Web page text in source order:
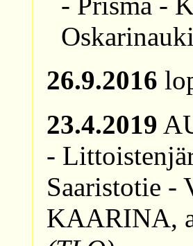
26.9.2016
23.4.2019
-
Saaristotie -
KAARINA,